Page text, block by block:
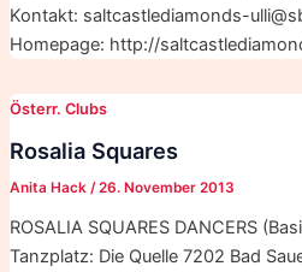
Kontakt: saltcastlediamonds-
Homepage: http://
Österr. Clubs
Rosalia Squares
Anita Hack /26. November 2013
ROSALIA SQUARES DANCERS
Tanzplatz: Die Quelle 7202 Bad